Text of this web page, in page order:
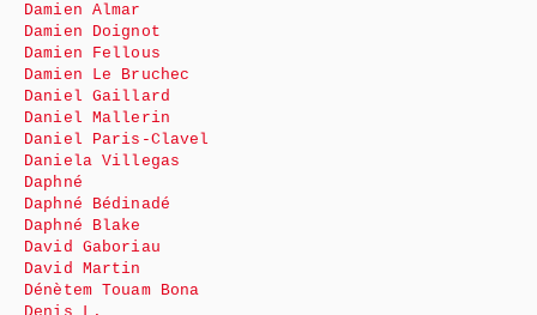
Damien Almar
Damien Doignot
Damien Fellous
Damien Le Bruchec
Daniel Gaillard
Daniel Mallerin
Daniel Paris-Clavel
Daniela Villegas
Daphné
Daphné Bédinadé
Daphné Blake
David Gaboriau
David Martin
Dénètem Touam Bona